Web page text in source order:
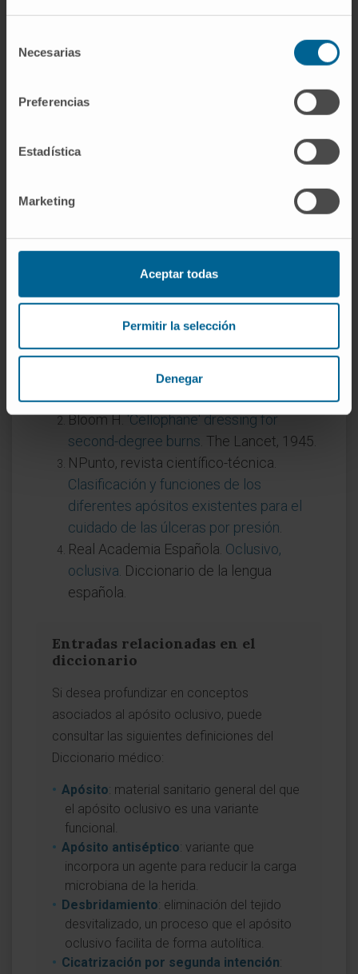
Necesarias
Preferencias
Estadística
Marketing
Aceptar todas
Permitir la selección
Denegar
que una gasa convencional. El intervalo
concreto depende del volumen de exudado
de cada herida y debe valorarlo el profesional
que la atiende.
¿Desde cuándo se usan apósitos
oclusivos?
Desde 1945, cuando Bloom publicó el primer
justificación científica de por qué funcionaba
después, en 1962.
Referencias
Cochrane.Apósitos y agentes tópicos
para ayudar a que las heridas quirúrgicas
cicatricen por segunda intención.
Bloom H.'Cellophane' dressing for
second-degree burns . The Lancet, 1945.
NPunto, revista científico-técnica.
Clasificación y funciones de los
diferentes apósitos existentes para el
cuidado de las úlceras por presión
Real Academia Española. Oclusivo,
oclusiva . Diccionario de la lengua
española.
Entradas relacionadas en el
diccionario
Si desea profundizar en conceptos
asociados al apósito oclusivo, puede
consultar las siguientes definiciones del
Diccionario médico:
Apósito: material sanitario general del que
el apósito oclusivo es una variante
funcional.
Apósito antiséptico: variante que
incorpora un agente para reducir la carga
microbiana de la herida.
Desbridamiento: eliminación del tejido
desvitalizado, un proceso que el apósito
oclusivo facilita de forma autolítica.
Cicatrización por segunda intención: